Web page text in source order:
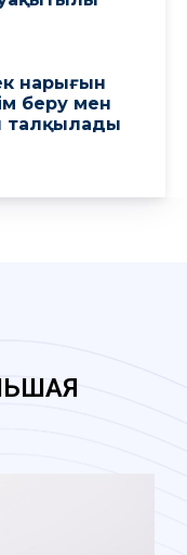
нарығын
беру мен
талқылады